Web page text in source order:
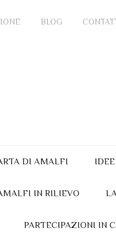
BLOG
DI AMALFI
IN RILIEVO
PARTECIPAZIONI IN